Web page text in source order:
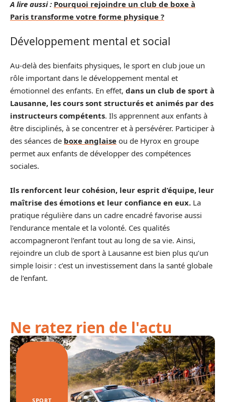
A lire aussi : Pourquoi rejoindre un club de boxe à
Paris transforme votre forme physique ?
Développement mental et social
Au-delà des bienfaits physiques, le sport en club joue un
rôle important dans le développement mental et
émotionnel des enfants. En effet, dans un club de sport à
Lausanne, les cours sont structurés et animés par des
instructeurs compétents. Ils apprennent aux enfants à
être disciplinés, à se concentrer et à persévérer. Participer à
des séances de boxe anglaise ou de Hyrox en groupe
permet aux enfants de développer des compétences
sociales.
Ils renforcent leur cohésion, leur esprit d’équipe, leur
maîtrise des émotions et leur confiance en eux. La
pratique régulière dans un cadre encadré favorise aussi
l’endurance mentale et la volonté. Ces qualités
accompagneront l’enfant tout au long de sa vie. Ainsi,
rejoindre un club de sport à Lausanne est bien plus qu’un
simple loisir : c’est un investissement dans la santé globale
de l’enfant.
Ne ratez rien de l'actu
SPORT